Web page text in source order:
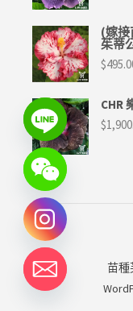
(嫁接
茱蒂
$
CHR
$
苗種